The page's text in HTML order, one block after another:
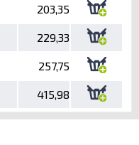
203,35
229,33
257,75
415,98